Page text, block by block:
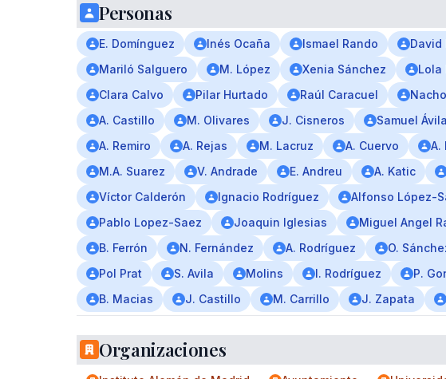
Personas
E. Domínguez Inés Ocaña Ismael Rando David
Mariló Salguero
M. López Xenia Sánchez Lola
Clara Calvo
Pilar Hurtado Raúl Caracuel
A. Castillo
M. Olivares J. Cisneros Samuel Ávila
A. Remiro
A. Rejas M. Lacruz A. Cuervo A.
M.A. Suarez
V. Andrade E. Andreu A. Katic
Víctor Calderón
Ignacio Rodríguez Alfonso López-
Pablo Lopez-Saez
Joaquin Iglesias Miguel Angel
B. Ferrón
N. Fernández A. Rodríguez O.
Pol Prat
S. Avila Molins I. Rodríguez P.
B. Macias
J. Castillo M. Carrillo J. Zapata
Organizaciones